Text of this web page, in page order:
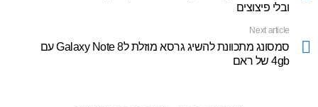
ובלי פיצוצים
Next article
סמסונג מתכוונת להשיג גרסא מוזלת לGalaxy Note 8 עם
4gb של ראם